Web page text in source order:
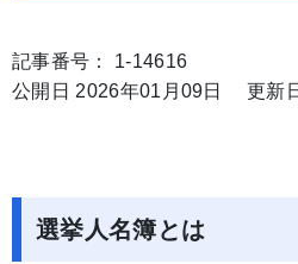
記事番号： 1-14616
公開日 2026年01月09日
更新
選挙人名簿とは